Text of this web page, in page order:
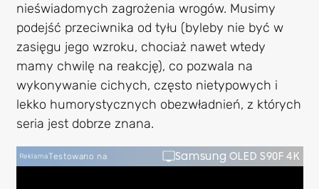
nieświadomych zagrożenia wrogów. Musimy
podejść przeciwnika od tyłu (byleby nie być w
zasięgu jego wzroku, chociaż nawet wtedy
mamy chwilę na reakcję), co pozwala na
wykonywanie cichych, często nietypowych i
lekko humorystycznych obezwładnień, z których
seria jest dobrze znana.
Testowano na Samsung OLED S90F 4K
Reklama